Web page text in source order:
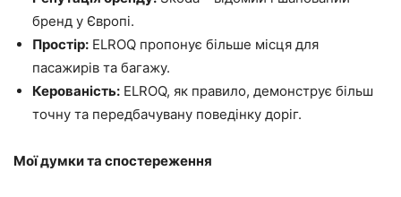
бренд у Європі.
Простір: ELROQ пропонує більше місця для
пасажирів та багажу.
Керованість: ELROQ, як правило, демонструє більш
точну та передбачувану поведінку доріг.
Мої думки та спостереження